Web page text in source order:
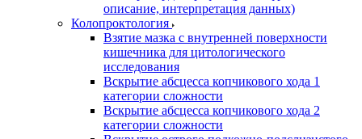
описание, интерпретация данных)
Колопроктология
Взятие мазка с внутренней поверхности
кишечника для цитологического
исследования
Вскрытие абсцесса копчикового хода 1
категории сложности
Вскрытие абсцесса копчикового хода 2
категории сложности